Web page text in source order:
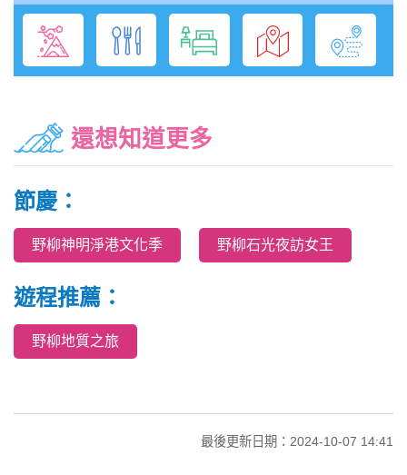
還想知道更多
節慶：
野柳神明淨港文化季 野柳石光夜訪女王
遊程推薦：
野柳地質之旅
最後更新日期：2024-10-07 14:41